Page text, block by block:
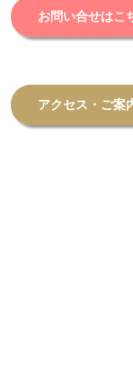
お問い合せはこ
アクセス・ご案